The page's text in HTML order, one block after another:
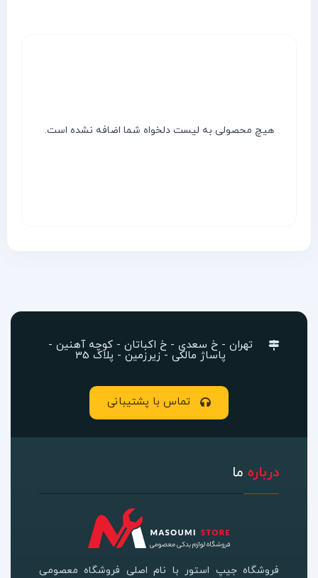
هیچ محصولی به لیست دلخواه شما اضافه نشده است.
تهران - خ سعدی - خ اکباتان - کوچه آهنین -
پاساژ مالکی - زیرزمین - پلاک 35
تماس با پشتیبانی
درباره ما
فروشگاه جیپ استور با نام اصلی فروشگاه معصومی